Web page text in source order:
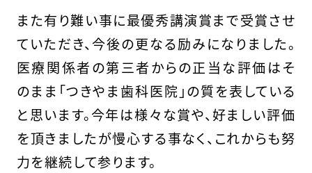
また有り難い事に最優秀講演賞まで受賞させ
ていただき、今後の更なる励みになりました。
医療関係者の第三者からの正当な評価はそ
のまま「つきやま歯科医院」の質を表している
と思います。今年は様々な賞や、好ましい評価
を頂きましたが慢心する事なく、これからも努
力を継続して参ります。